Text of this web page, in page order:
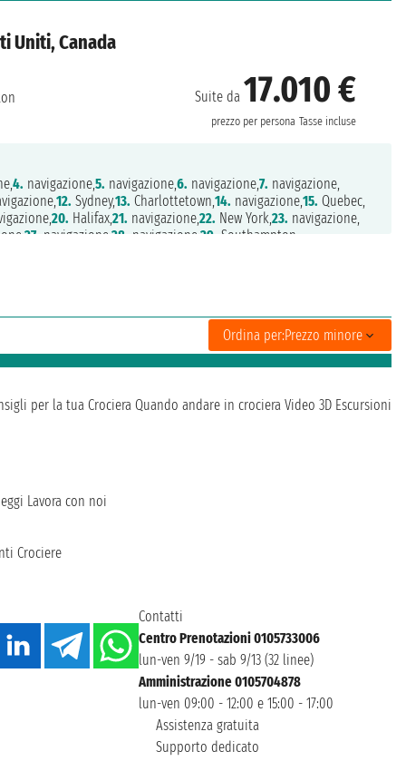
Uniti, Canada
Suite da 17.010 €
prezzo per persona Tasse incluse
4. navigazione,5. navigazione,6. navigazione,7. navigazione,
12. Sydney,13. Charlottetown,14. navigazione,15. Quebec,
20. Halifax,21. navigazione,22. New York,23. navigazione,
27. navigazione,28. navigazione,29. Southampton
Ordina per:Prezzo minore
per la tua Crociera Quando andare in crociera Video 3D Escursioni
Lavora con noi
Crociere
Contatti
Centro Prenotazioni 0105733006
lun-ven 9/19 - sab 9/13 (32 linee)
Amministrazione 0105704878
lun-ven 09:00 - 12:00 e 15:00 - 17:00
Assistenza gratuita
Supporto dedicato